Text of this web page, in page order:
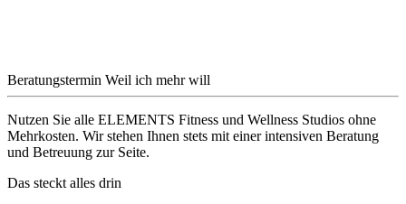
Beratungstermin Weil ich mehr will
Nutzen Sie alle ELEMENTS Fitness und Wellness Studios ohne
Mehrkosten. Wir stehen Ihnen stets mit einer intensiven Beratung
und Betreuung zur Seite.
Das steckt alles drin